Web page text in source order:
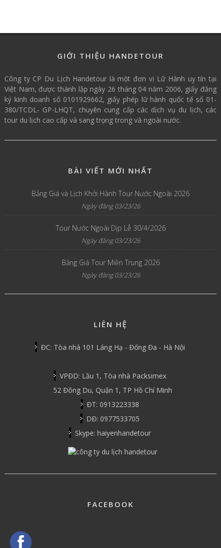
GIỚI THIỆU HANDETOUR
Công ty CP Du Lịch Handetour là một đơn vị Lữ Hành uy tín tại
Việt Nam, được thành lập ngày 26 tháng 04 năm 2006, giấy đăng
ký kinh doanh số 0101929662, giấy phép lữ hành quốc tế số 01-
380/TCDL- GP-LHQT, chuyên cung cấp các dịch vụ du lịch, các
tour du lịch cao cấp và sang trọng trong và ngoài nước.
BÀI VIẾT MỚI NHẤT
Bảng Giá và Lịch Khởi Hành Tour Nước Ngoài 2026
Ngày đăng 03/23/26
Tour Nước Ngoài Dịp Lễ 30/4/2026
Ngày đăng 03/23/26
Bảng Giá Tour Miền Trung 2026
Ngày đăng 03/23/26
LIÊN HỆ
ĐC: Tòa nhà 101 Láng Hạ - Đống Đa - Hà Nội
VPĐD: Lầu 1, Tòa nhà Packsimex
52 Đông Du, Quận 1, TP Hồ Chí Minh
ĐT: 0913223338
DĐ: 0977533705
Skype: haiyenhandetour
FACEBOOK